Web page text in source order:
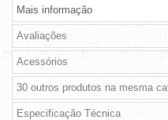
Mais informação
Avaliações
Acessórios
30 outros produtos na mesma
Especificação Técnica